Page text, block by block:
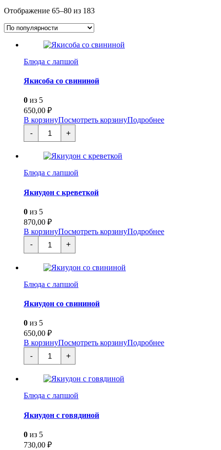
В наличии
В продаже(0)
Текстовый поиск
Метки товаров
Отображение 65–80 из 183Сортировка:
Блюда с лапшой
Якисоба со свининой
0 из 5
650,00 ₽
В корзинуПосмотреть корзинуПодробнее
-
Количество
товара
Якисоба
со
свининой
+
Блюда с лапшой
Якиудон с креветкой
0 из 5
870,00 ₽
В корзинуПосмотреть корзинуПодробнее
-
Количество
товара
Якиудон
креветкой
+
Блюда с лапшой
Якиудон со свининой
0 из 5
650,00 ₽
В корзинуПосмотреть корзинуПодробнее
-
товара
Якиудон
со
свининой
+
Блюда с лапшой
Якиудон с говядиной
0 из 5
730,00 ₽